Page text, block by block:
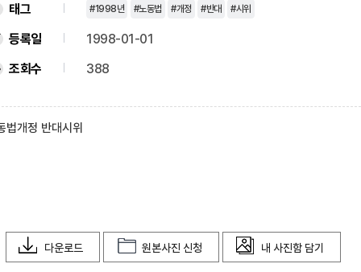
태그
#1998년 #노동법 #개정 #반대 #시위
등록일
1998-01-01
조회수
388
법개정 반대시위
다운로드 원본사진 신청 내 사진함 담기